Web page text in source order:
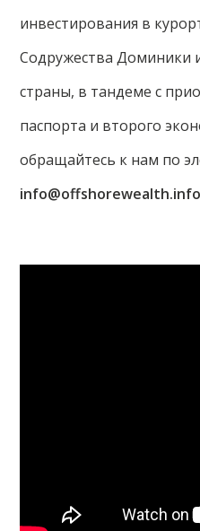
инвестирования в
Содружества Доминики
страны, в тандеме с
паспорта и второго
обращайтесь к нам по